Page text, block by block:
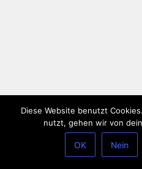
Diese Website benutzt
nutzt, gehen wir von
OK Nein